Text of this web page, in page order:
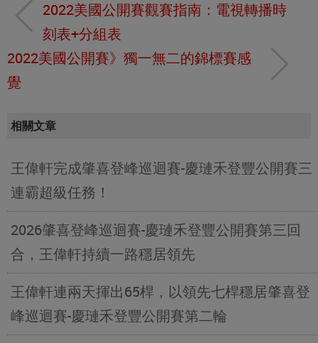
2022美國公開賽觀賽指南：電視轉播時
刻表+分組表
2022美國公開賽》獨一無二的錦標賽感
覺
相關文章
王偉軒完成肇喜登峰巡迴賽-慶璉禾登豐公開賽三
連霸超級任務！
2026肇喜登峰巡迴賽-慶璉禾登豐公開賽第三回
合，王偉軒持續一路穩居領先
王偉軒連兩天揮出65桿，以領先七桿穩居肇喜登
峰巡迴賽-慶璉禾登豐公開賽第二輪